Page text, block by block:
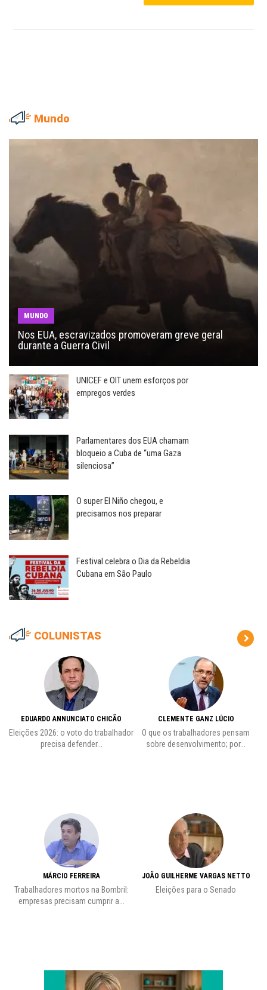
Mundo
MUNDO
Nos EUA, escravizados promoveram greve geral
durante a Guerra Civil
UNICEF e OIT unem esforços por
empregos verdes
Parlamentares dos EUA chamam
bloqueio a Cuba de “uma Gaza
silenciosa”
O super El Niño chegou, e
precisamos nos preparar
Festival celebra o Dia da Rebeldia
Cubana em São Paulo
COLUNISTAS
EDUARDO ANNUNCIATO CHICÃO
Eleições 2026: o voto do trabalhador
precisa defender...
MÁRCIO FERREIRA
Trabalhadores mortos na Bombril:
empresas precisam cumprir a...
CLEMENTE GANZ LÚCIO
O que os trabalhadores pensam
sobre desenvolvimento; por...
JOÃO GUILHERME VARGAS NETTO
Eleições para o Senado